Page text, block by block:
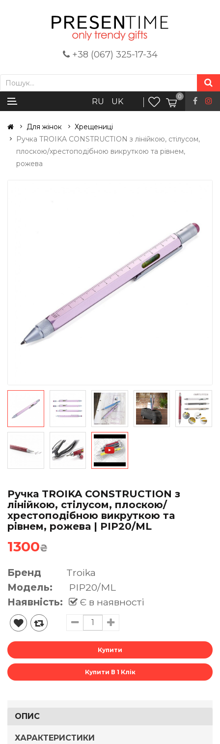
+38 (067) 325-17-34
RU UK
0
Для жінок
Хрещениці
Ручка TROIKA CONSTRUCTION з лінійкою, стілусом,
плоскою/хрестоподібною викруткою та рівнем,
рожева
Ручка TROIKA CONSTRUCTION з
лінійкою, стілусом, плоскою/
хрестоподібною викруткою та
рівнем, рожева | PIP20/ML
1300₴
Бренд
Troika
Модель:
PIP20/ML
Наявність:
Є в наявності
Купити В 1 Клік
ОПИС
ХАРАКТЕРИСТИКИ